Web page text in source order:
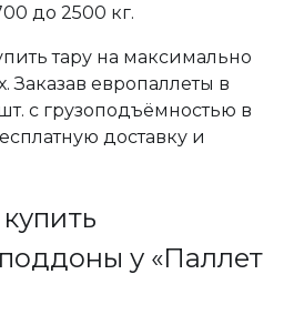
до 2500 кг.
тару на максимально
Заказав европаллеты в
с грузоподъёмностью в
доставку и
у «Паллет